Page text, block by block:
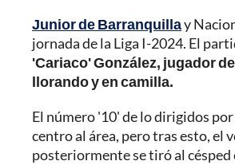
Junior de Barranquillay
jornada de la Liga I-2024. El
'Cariaco' González, jugador
llorando y en camilla.
El número '10' de lo dirigidos
centro al área, pero tras esto, el
posteriormente se tiró al